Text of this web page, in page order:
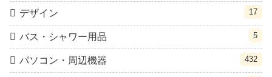
デザイン 17
バス・シャワー用品 5
パソコン・周辺機器 432